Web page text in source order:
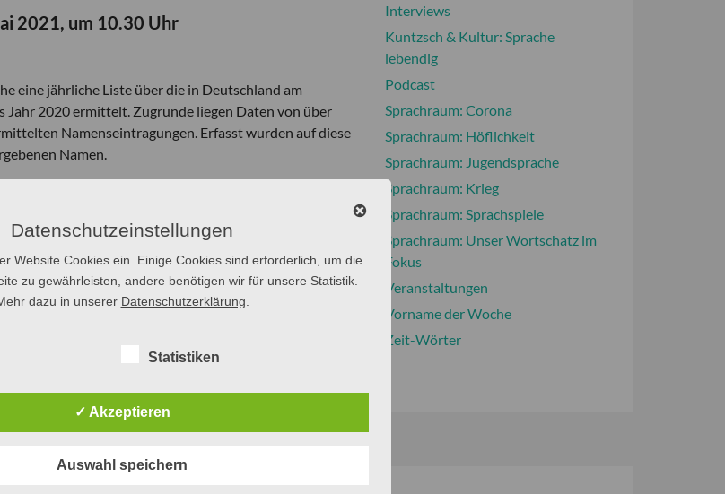
2021, um 10.30 Uhr
eine jährliche Liste über die in Deutschland am
Jahr 2020 ermittelt. Zugrunde liegen Daten von über
Namenseintragungen. Erfasst wurden auf diese
Namen.
Jahr die Liste der beliebtesten Erstnamen bei Mädchen
am häufigsten vergebenen Vornamen (unabhängig
Folgenamen in einer Rangliste vorgestellt. Bei der
Großstädte sowie viele kleinere Städte und
Bundesländern sowie nach Nord-Süd- und Ost-
der Vornamenvergabe werden präsentiert.
unseren Presseverteiler sowie gleichzeitig auf unserer
führen möchten,
Interviews
Kuntzsch & Kultur: Sprache
lebendig
Podcast
Sprachraum: Corona
Sprachraum: Höflichkeit
Sprachraum: Jugendsprache
Sprachraum: Krieg
Sprachraum: Sprachspiele
Sprachraum: Unser Wortschatz im
Fokus
Veranstaltungen
Vorname der Woche
Zeit-Wörter
Datenschutzeinstellungen
Website Cookies ein. Einige Cookies sind erforderlich, um die
zu gewährleisten, andere benötigen wir für unsere Statistik.
dazu in unserer Datenschutzerklärung
Statistiken
✓ Akzeptieren
Auswahl speichern